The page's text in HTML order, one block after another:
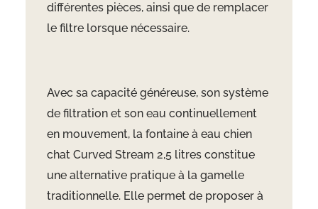
différentes pièces, ainsi que de remplacer
le filtre lorsque nécessaire.
Avec sa capacité généreuse, son système
de filtration et son eau continuellement
en mouvement, la fontaine à eau chien
chat Curved Stream 2,5 litres constitue
une alternative pratique à la gamelle
traditionnelle. Elle permet de proposer à